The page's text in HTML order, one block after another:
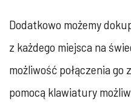
Dodatkowo możemy
z każdego miejsca na
możliwość połączenia
pomocą klawiatury